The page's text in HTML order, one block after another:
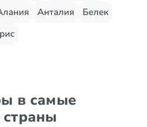
Анталия
Белек
в самые